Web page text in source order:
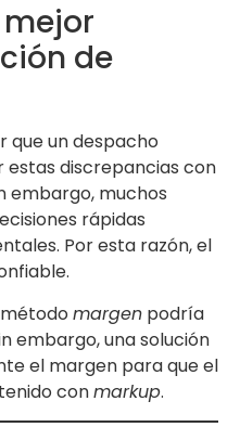
de
que un despacho
discrepancias con
embargo, muchos
rápidas
Por esta razón, el
margen podría
embargo, una solución
el margen para que el
conmarkup.